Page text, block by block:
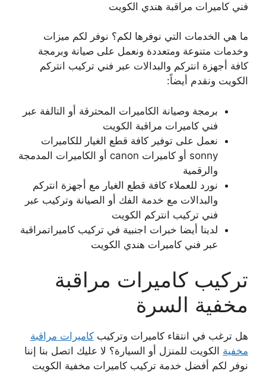
فني كاميرات مراقبة هندي الكويت
ما هي الخدمات التي نوفرها لكم؟ نوفر لكم ميزات
وخدمات متنوعة ومتعددة ونعمل على صيانة وبرمجة
كافة أجهزة انتركم والبدالات عبر فني تركيب انتركم
الكويت ونقدم أيضاً:
برمجة وصيانة الكاميرات المحترقة أو التالفة عبر
فني كاميرات مراقبة الكويت
نعمل على توفير كافة قطع الغيار للكاميرات
sonny أو كاميرات canon أو الكاميرات المدمجة
والرقمية
نورد للعملاء كافة قطع الغيار مع أجهزة انتركم
والبدالات مع خدمة الفك أو الصيانة وتركيب عبر
فني تركيب انتركم الكويت
لدينا أيضا خبرات اجنبية في تركيب كاميراتمراقبة
عبر فني كاميرات هندي الكويت
تركيب كاميرات مراقبة
مخفية السرة
هل ترغب في انتقاء كاميرات وتركيب كاميرات مراقبة
مخفية الكويت للمنزل أو السيارة؟ لا عليك اتصل بنا إننا
نوفر لكم أفضل خدمة تركيب كاميرات مخفية الكويت